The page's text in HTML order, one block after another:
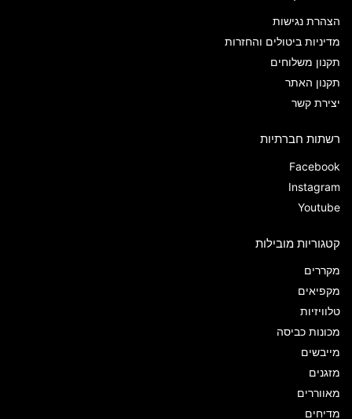
הצהרת נגישות
מדיניות ביטולים והחזרות
תקנון משלוחים
תקנון האתר
יצירת קשר
רשתות חברתיות
Facebook
Instagram
Youtube
קטגוריות מובילות
מקררים
מקפיאים
טלוויזיות
מכונות כביסה
מייבשים
מזגנים
מאווררים
מדיחים